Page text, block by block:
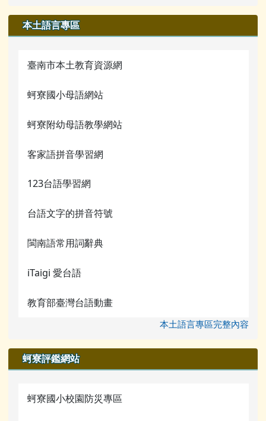
本土語言專區
臺南市本土教育資源網
蚵寮國小母語網站
蚵寮附幼母語教學網站
客家語拼音學習網
123台語學習網
台語文字的拼音符號
閩南語常用詞辭典
iTaigi 愛台語
教育部臺灣台語動畫
本土語言專區完整內容
蚵寮評鑑網站
蚵寮國小校園防災專區